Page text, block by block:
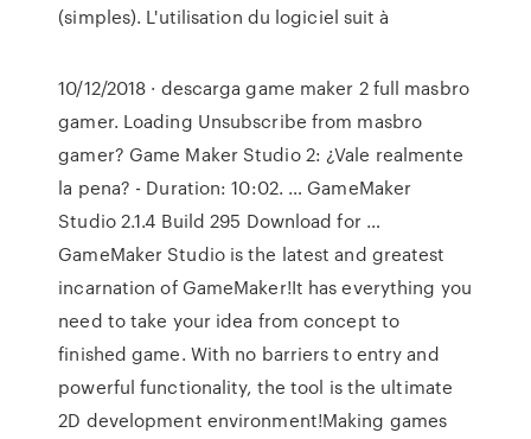
(simples). L'utilisation du logiciel suit à
10/12/2018 · descarga game maker 2 full masbro
gamer. Loading Unsubscribe from masbro
gamer? Game Maker Studio 2: ¿Vale realmente
la pena? - Duration: 10:02. … GameMaker
Studio 2.1.4 Build 295 Download for …
GameMaker Studio is the latest and greatest
incarnation of GameMaker!It has everything you
need to take your idea from concept to
finished game. With no barriers to entry and
powerful functionality, the tool is the ultimate
2D development environment!Making games